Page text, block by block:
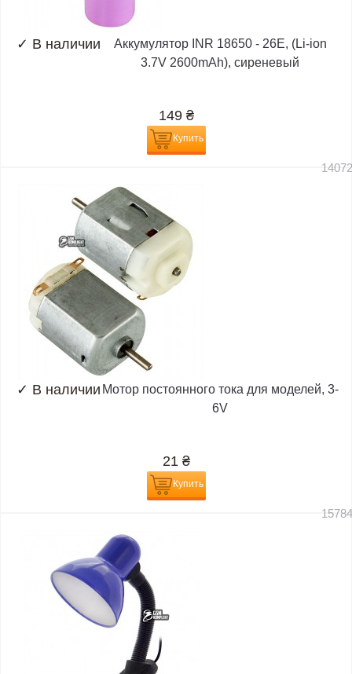
✓ В наличии
Аккумулятор INR 18650 - 26E, (Li-ion
3.7V 2600mAh), сиреневый
149 ₴
Купить
✓ В наличии Мотор постоянного тока для моделей, 3-
6V
21 ₴
Купить